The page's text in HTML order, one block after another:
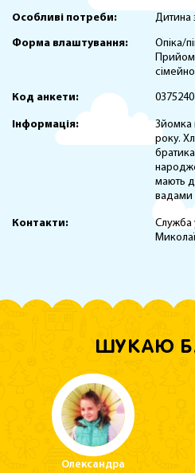
Особливі потреби: Дитина
Форма влаштування:
Опіка/
Код анкети: 0375240
Інформація:
Зйомка
року.
мають
вадами
Контакти:
Служба
ШУКАЮ
Олександра